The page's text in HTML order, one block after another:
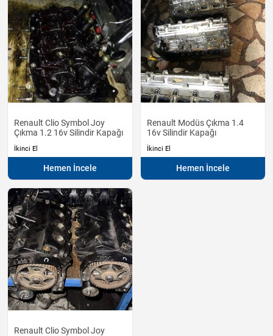
Renault Clio Symbol Joy
Çıkma 1.2 16v Silindir Kapağı
İkinci El
Hemen İncele
Renault Modüs Çıkma 1.4
16v Silindir Kapağı
İkinci El
Hemen İncele
Renault Clio Symbol Joy